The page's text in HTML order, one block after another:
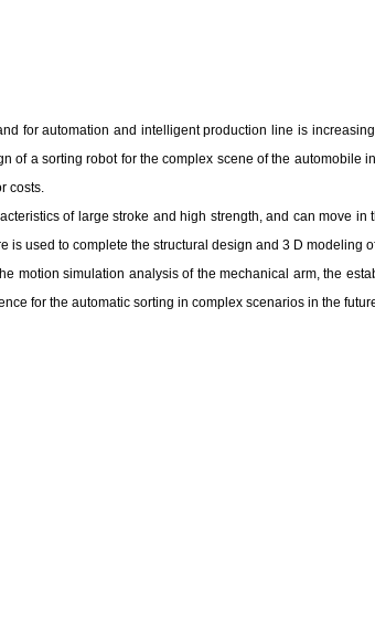
for automation and intelligent production line is
a sorting robot for the complex scene of the automobile
costs.
of large stroke and high strength, and can move
used to complete the structural design and 3 D modeling
simulation analysis of the mechanical arm, the
for the automatic sorting in complex scenarios in the